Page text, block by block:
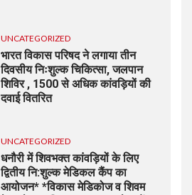
UNCATEGORIZED
भारत विकास परिषद ने लगाया तीन
दिवसीय निःशुल्क चिकित्सा, जलपान
शिविर , 1500 से अधिक कांवड़ियों की
दवाई वितरित
UNCATEGORIZED
धनौरी में शिवभक्त कांवड़ियों के लिए
द्वितीय नि:शुल्क मेडिकल कैंप का
आयोजन* *विकास मेडिकोज व शिवम